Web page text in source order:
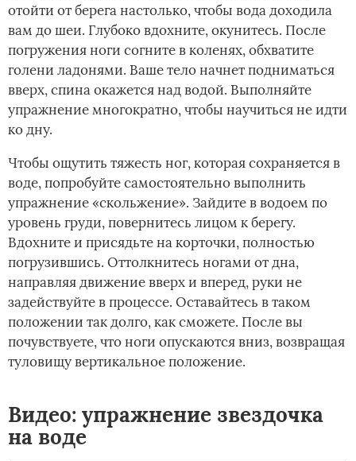
отойти от берега настолько, чтобы вода доходила
вам до шеи. Глубоко вдохните, окунитесь. После
погружения ноги согните в коленях, обхватите
голени ладонями. Ваше тело начнет подниматься
вверх, спина окажется над водой. Выполняйте
упражнение многократно, чтобы научиться не идти
ко дну.
Чтобы ощутить тяжесть ног, которая сохраняется в
воде, попробуйте самостоятельно выполнить
упражнение «скольжение». Зайдите в водоем по
уровень груди, повернитесь лицом к берегу.
Вдохните и присядьте на корточки, полностью
погрузившись. Оттолкнитесь ногами от дна,
направляя движение вверх и вперед, руки не
задействуйте в процессе. Оставайтесь в таком
положении так долго, как сможете. После вы
почувствуете, что ноги опускаются вниз, возвращая
туловищу вертикальное положение.
Видео: упражнение звездочка
на воде